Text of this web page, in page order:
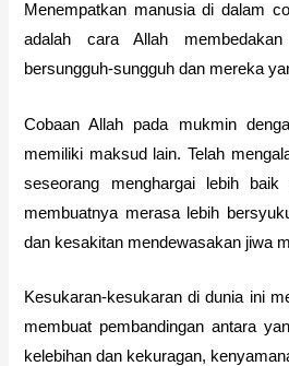
Menempatkan manusia di dalam
adalah cara Allah
bersungguh-sungguh dan mereka
Cobaan Allah pada mukmin
memiliki maksud lain. Telah
seseorang menghargai lebih
membuatnya merasa lebih
dan kesakitan mendewasakan jiwa
Kesukaran-kesukaran di dunia ini
membuat pembandingan antara
kelebihan dan kekuragan,